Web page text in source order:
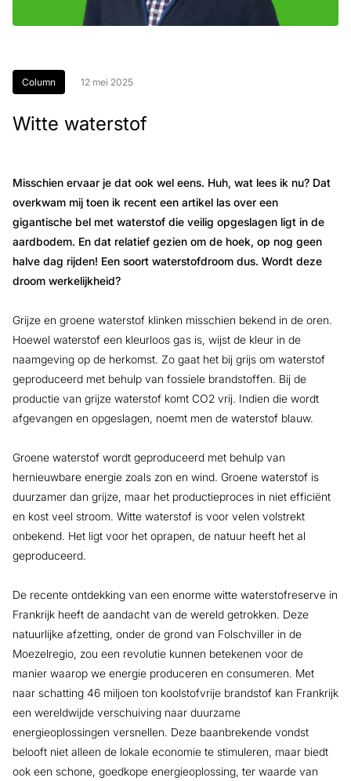
Column 12 mei 2025
Witte waterstof
Misschien ervaar je dat ook wel eens. Huh, wat lees ik nu? Dat
overkwam mij toen ik recent een artikel las over een
gigantische bel met waterstof die veilig opgeslagen ligt in de
aardbodem. En dat relatief gezien om de hoek, op nog geen
halve dag rijden! Een soort waterstofdroom dus. Wordt deze
droom werkelijkheid?
Grijze en groene waterstof klinken misschien bekend in de oren.
Hoewel waterstof een kleurloos gas is, wijst de kleur in de
naamgeving op de herkomst. Zo gaat het bij grijs om waterstof
geproduceerd met behulp van fossiele brandstoffen. Bij de
productie van grijze waterstof komt CO2 vrij. Indien die wordt
afgevangen en opgeslagen, noemt men de waterstof blauw.
Groene waterstof wordt geproduceerd met behulp van
hernieuwbare energie zoals zon en wind. Groene waterstof is
duurzamer dan grijze, maar het productieproces in niet efficiënt
en kost veel stroom. Witte waterstof is voor velen volstrekt
onbekend. Het ligt voor het oprapen, de natuur heeft het al
geproduceerd.
De recente ontdekking van een enorme witte waterstofreserve in
Frankrijk heeft de aandacht van de wereld getrokken. Deze
natuurlijke afzetting, onder de grond van Folschviller in de
Moezelregio, zou een revolutie kunnen betekenen voor de
manier waarop we energie produceren en consumeren. Met
naar schatting 46 miljoen ton koolstofvrije brandstof kan Frankrijk
een wereldwijde verschuiving naar duurzame
energieoplossingen versnellen. Deze baanbrekende vondst
belooft niet alleen de lokale economie te stimuleren, maar biedt
ook een schone, goedkope energieoplossing, ter waarde van